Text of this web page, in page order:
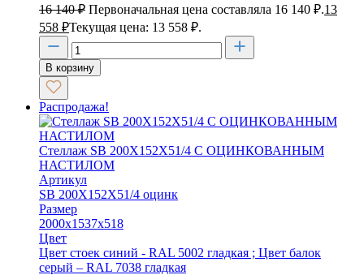
16 140₽ Первоначальная цена составляла 16 140 ₽.13
558 ₽Текущая цена: 13 558 ₽.
В корзину
Распродажа!
Стеллаж SB 200X152X51/4 C ОЦИНКОВАННЫМ
НАСТИЛОМ
Артикул
SB 200X152X51/4 оцинк
Размер
2000х1537х518
Цвет
Цвет стоек синий - RAL 5002 гладкая ; Цвет балок
серый – RAL 7038 гладкая